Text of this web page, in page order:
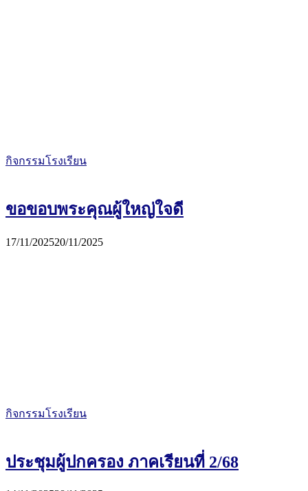
กิจกรรมโรงเรียน
ขอขอบพระคุณผู้ใหญ่ใจดี
17/11/202520/11/2025
กิจกรรมโรงเรียน
ประชุมผู้ปกครอง ภาคเรียนที่ 2/68